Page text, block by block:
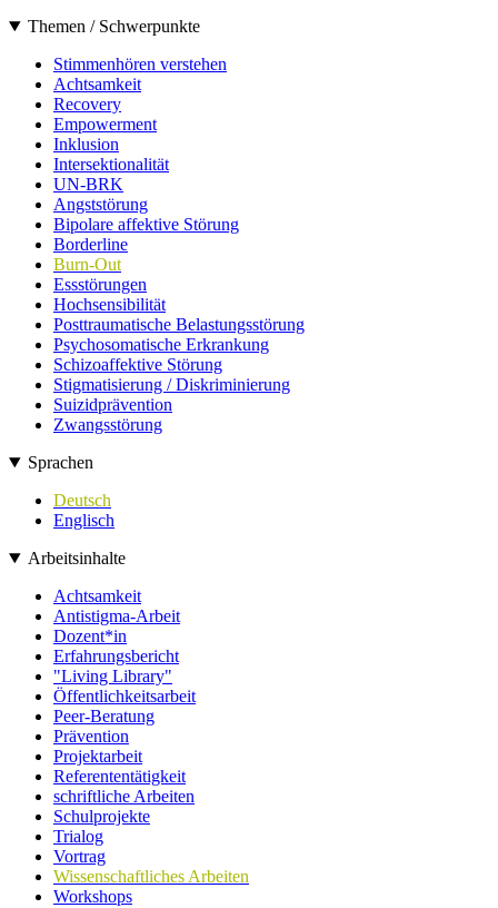
Themen / Schwerpunkte
Stimmenhören verstehen
Achtsamkeit
Recovery
Empowerment
Inklusion
Intersektionalität
UN-BRK
Angststörung
Bipolare affektive Störung
Borderline
Burn-Out
Essstörungen
Hochsensibilität
Posttraumatische Belastungsstörung
Psychosomatische Erkrankung
Schizoaffektive Störung
Stigmatisierung / Diskriminierung
Suizidprävention
Zwangsstörung
Sprachen
Deutsch
Englisch
Arbeitsinhalte
Achtsamkeit
Antistigma-Arbeit
Dozent*in
Erfahrungsbericht
"Living Library"
Öffentlichkeitsarbeit
Peer-Beratung
Prävention
Projektarbeit
Referententätigkeit
schriftliche Arbeiten
Schulprojekte
Trialog
Vortrag
Wissenschaftliches Arbeiten
Workshops